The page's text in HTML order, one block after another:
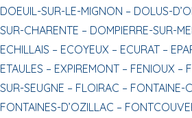
DOEUIL-SUR-LE-MIGNON – DOLUS-
SUR-CHARENTE – DOMPIERRE-SUR-
ECHILLAIS – ECOYEUX – ECURAT –
ETAULES – EXPIREMONT – FENIOUX –
SUR-SEUGNE – FLOIRAC – FONTAINE-
FONTAINES-D’OZILLAC –